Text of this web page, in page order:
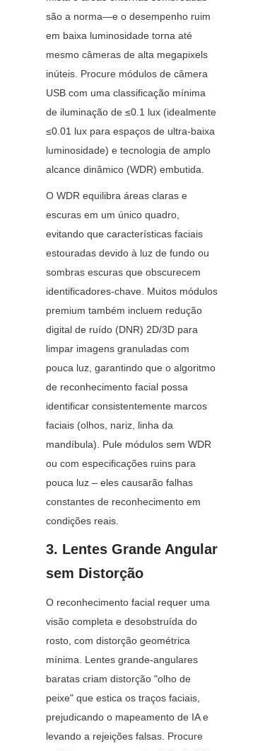
são a norma—e o desempenho ruim
em baixa luminosidade torna até
mesmo câmeras de alta megapixels
inúteis. Procure módulos de câmera
USB com uma classificação mínima
de iluminação de ≤0.1 lux (idealmente
≤0.01 lux para espaços de ultra-baixa
luminosidade) e tecnologia de amplo
alcance dinâmico (WDR) embutida.
O WDR equilibra áreas claras e
escuras em um único quadro,
evitando que características faciais
estouradas devido à luz de fundo ou
sombras escuras que obscurecem
identificadores-chave. Muitos módulos
premium também incluem redução
digital de ruído (DNR) 2D/3D para
limpar imagens granuladas com
pouca luz, garantindo que o algoritmo
de reconhecimento facial possa
identificar consistentemente marcos
faciais (olhos, nariz, linha da
mandíbula). Pule módulos sem WDR
ou com especificações ruins para
pouca luz – eles causarão falhas
constantes de reconhecimento em
condições reais.
3. Lentes Grande Angular
sem Distorção
O reconhecimento facial requer uma
visão completa e desobstruída do
rosto, com distorção geométrica
mínima. Lentes grande-angulares
baratas criam distorção "olho de
peixe" que estica os traços faciais,
prejudicando o mapeamento de IA e
levando a rejeições falsas. Procure